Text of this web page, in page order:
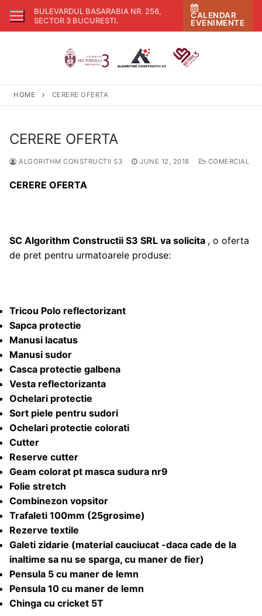
Skip
BULEVARDUL BASARABIA NR. 256,
SECTOR 3 BUCURESTI.
CALENDAR
EVENIMENTE
HOME CERERE OFERTA
CERERE OFERTA
ALGORITHM CONSTRUCTII S3 JUNE 12, 2018 COMERCIAL
CERERE OFERTA
SC Algorithm Constructii S3 SRL va solicita , o oferta
de pret pentru urmatoarele produse:
Tricou Polo reflectorizant
Sapca protectie
Manusi lacatus
Manusi sudor
Casca protectie galbena
Vesta reflectorizanta
Ochelari protectie
Sort piele pentru sudori
Ochelari protectie colorati
Cutter
Reserve cutter
Geam colorat pt masca sudura nr9
Folie stretch
Combinezon vopsitor
Trafaleti 100mm (25grosime)
Rezerve textile
Galeti zidarie (material cauciucat -daca cade de la
inaltime sa nu se sparga, cu maner de fier)
Pensula 5 cu maner de lemn
Pensula 10 cu maner de lemn
Chinga cu cricket 5T